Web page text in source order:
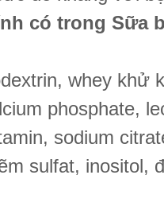
có trong Sữa
whey khử
phosphate,
sodium
sulfat, inositol,